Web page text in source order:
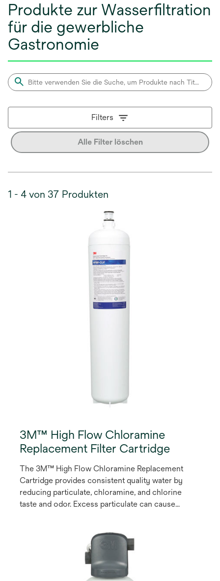
e
i
n
e
e
u
e
R
g
e
Produkte zur Wasserfiltration
für die gewerbliche
Gastronomie
Filters
Alle Filter löschen
1 - 4 von 37 Produkten
3M™ High Flow Chloramine
Replacement Filter Cartridge
The 3M™ High Flow Chloramine Replacement
Cartridge provides consistent quality water by
reducing particulate, chloramine, and chlorine
taste and odor. Excess particulate can cause
residual can cause unpleasant-tasting beverages.
Chloramine is known to be corrosive and can
damage any equipment using water such as
steamers, combi-ovens, coffee and tea brewers,